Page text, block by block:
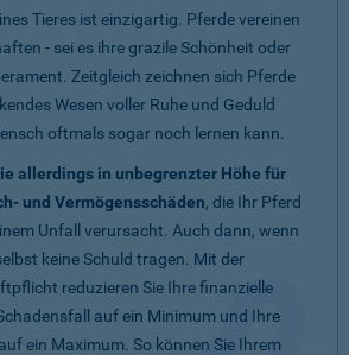
Tieres ist einzigartig. Pferde vereinen
- sei es ihre grazile Schönheit oder
Zeitgleich zeichnen sich Pferde
Wesen voller Ruhe und Geduld
oftmals sogar noch lernen kann.
allerdings in unbegrenzter Höhe für
und Vermögensschäden, die Ihr Pferd
Unfall verursacht. Auch dann, wenn
keine Schuld tragen. Mit der
reduzieren Sie Ihre finanzielle
auf ein Minimum und Ihre
ein Maximum. So können Sie Ihrem